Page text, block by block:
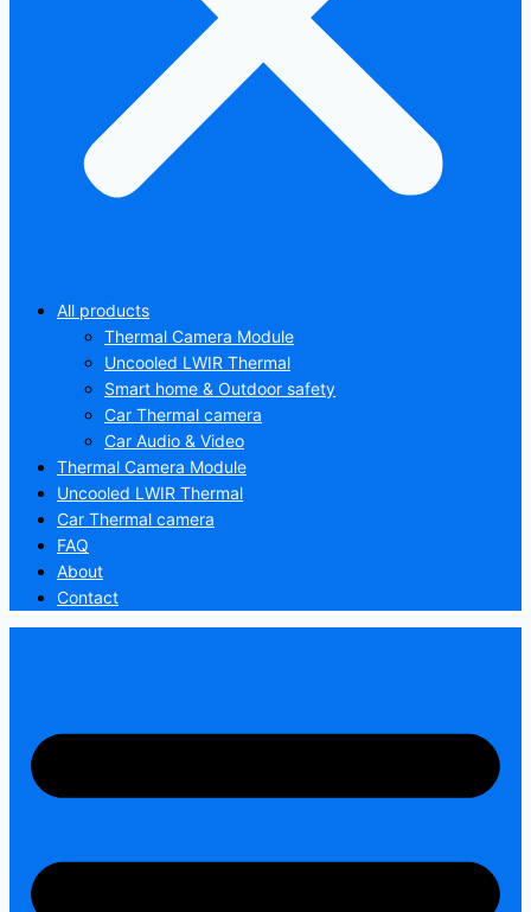
All products
Thermal Camera Module
Uncooled LWIR Thermal
Smart home & Outdoor safety
Car Thermal camera
Car Audio & Video
Thermal Camera Module
Uncooled LWIR Thermal
Car Thermal camera
FAQ
About
Contact